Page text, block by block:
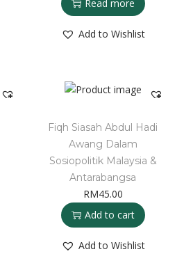
Read more
Add to Wishlist
Fiqh Siasah Abdul Hadi
Awang Dalam
Sosiopolitik Malaysia &
Antarabangsa
RM45.00
Add to cart
Add to Wishlist